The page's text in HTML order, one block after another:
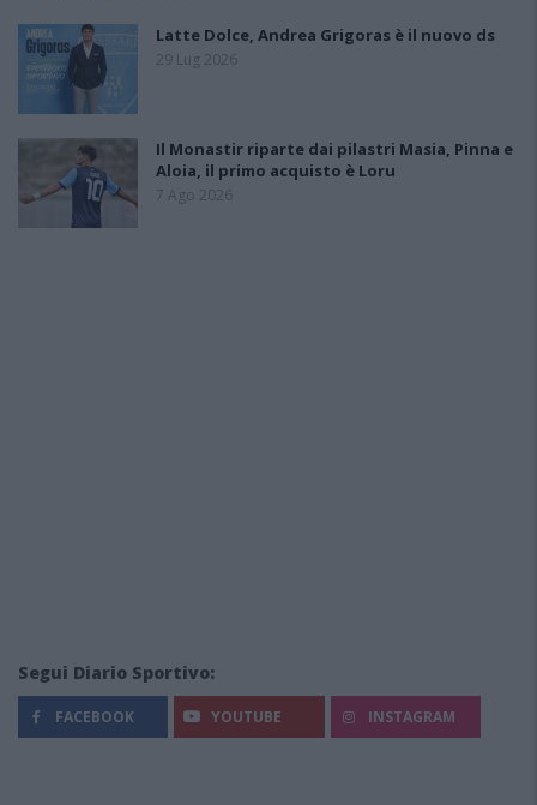
Latte Dolce, Andrea Grigoras è il nuovo ds
29 Lug 2026
Il Monastir riparte dai pilastri Masia, Pinna e
Aloia, il primo acquisto è Loru
7 Ago 2026
Segui Diario Sportivo:
FACEBOOK YOUTUBE INSTAGRAM